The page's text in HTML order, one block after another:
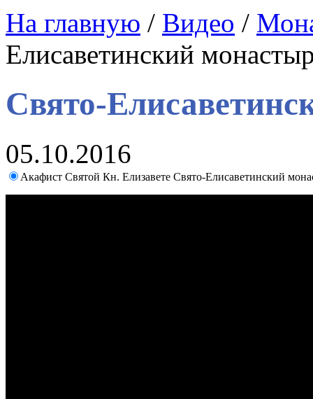
На главную / Видео /
Елисаветинский
Свято-
05.10.2016
Акафист Святой Кн. Елизавете Свято-Елисаветинский